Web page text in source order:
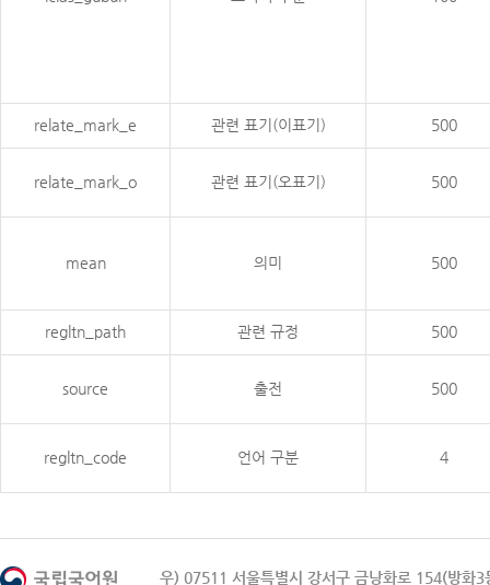
relate_mark_e 관련 표기(이표기) 500
relate_mark_o 관련 표기(오표기) 500
mean 의미 500
regltn_path 관련 규정 500
source 출전 500
regltn_code 언어 구분 4
우) 07511 서울특별시 강서구 금낭화로 154(방화3